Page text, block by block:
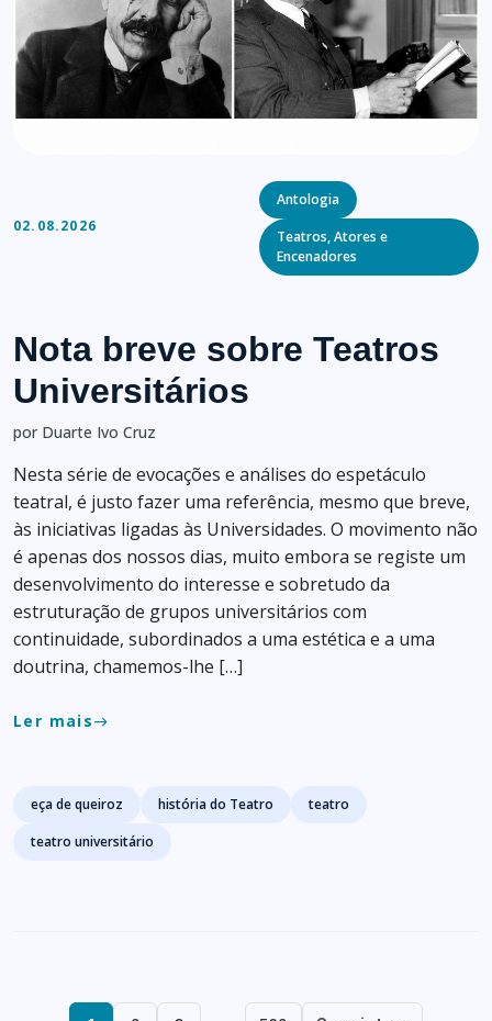
02.08.2026
Categories
Antologia
Teatros, Atores e
Encenadores
Nota breve sobre Teatros
Universitários
por Duarte Ivo Cruz
Nesta série de evocações e análises do espetáculo
teatral, é justo fazer uma referência, mesmo que breve,
às iniciativas ligadas às Universidades. O movimento não
é apenas dos nossos dias, muito embora se registe um
desenvolvimento do interesse e sobretudo da
estruturação de grupos universitários com
continuidade, subordinados a uma estética e a uma
doutrina, chamemos-lhe […]
Ler maiseast
Tags
eça de queiroz história do Teatro
teatro
teatro universitário